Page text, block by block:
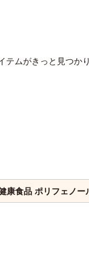
ムがきっと見つかり
康食品 ポリフェノー